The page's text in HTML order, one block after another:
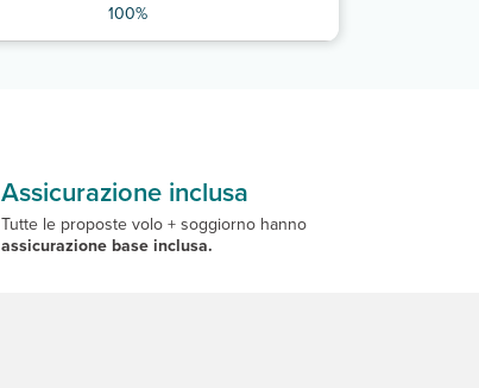
100%
Assicurazione inclusa
Tutte le proposte volo + soggiorno hanno
assicurazione base inclusa.